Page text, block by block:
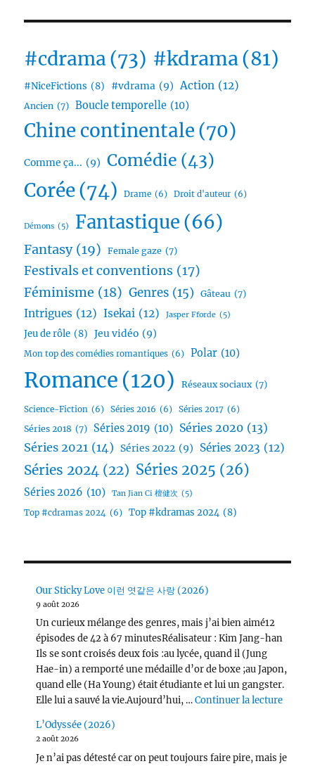
#cdrama (73) #kdrama(81)
#NiceFictions (8) #vdrama (9) Action (12)
Ancien (7) Boucle temporelle (10)
Chine continentale (70)
Comme ça... (9) Comédie (43)
Corée(74) Drame (6) Droit d'auteur (6)
Démons (5) Fantastique (66)
Fantasy (19) Female gaze (7)
Festivals et conventions (17)
Féminisme (18) Genres (15) Gâteau (7)
Intrigues (12) Isekai (12) Jasper Fforde (5)
Jeu de rôle (8) Jeu vidéo (9)
Mon top des comédies romantiques (6) Polar (10)
Romance (120) Réseaux sociaux (7)
Science-Fiction (6) Séries 2016 (6) Séries 2017 (6)
Séries 2018 (7) Séries 2019 (10) Séries 2020 (13)
Séries 2021 (14) Séries 2022 (9) Séries 2023 (12)
Séries 2024 (22) Séries 2025 (26)
Séries 2026 (10) Tan Jian Ci 檀健次 (5)
Top #cdramas 2024 (6) Top #kdramas 2024 (8)
Our Sticky Love 이런 엿같은 사랑 (2026)
9 août 2026
Un curieux mélange des genres, mais j’ai bien aimé12
épisodes de 42 à 67 minutesRéalisateur : Kim Jang-han
Ils se sont croisés deux fois :au lycée, quand il (Jung
Hae-in) a remporté une médaille d’or de boxe ;au Japon,
quand elle (Ha Young) était étudiante et lui un gangster.
Elle lui a sauvé la vie.Aujourd’hui, …Continuer la lecturede «
L’Odyssée (2026)
2 août 2026
Je n’ai pas détesté car on peut toujours faire pire, mais je